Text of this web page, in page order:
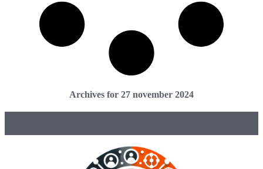
Archives for 27 november 2024